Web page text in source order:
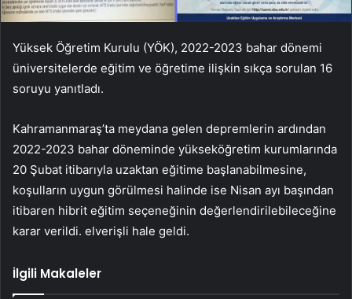
Yüksek Öğretim Kurulu (YÖK), 2022-2023 bahar dönemi
üniversitelerde eğitim ve öğretime ilişkin sıkça sorulan 16
soruyu yanıtladı.
Kahramanmaraş’ta meydana gelen depremlerin ardından
2022-2023 bahar döneminde yükseköğretim kurumlarında
20 Şubat itibarıyla uzaktan eğitime başlanabilmesine,
koşulların uygun görülmesi halinde ise Nisan ayı başından
itibaren hibrit eğitim seçeneğinin değerlendirilebileceğine
karar verildi. elverişli hale geldi.
İlgili Makaleler